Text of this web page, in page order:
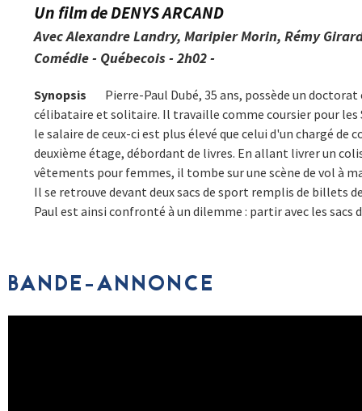
Un film de DENYS ARCAND
Avec Alexandre Landry, Maripier Morin, Rémy
Comédie - Québecois - 2h02 -
Synopsis
Pierre-Paul Dubé, 35 ans, possède un
célibataire et solitaire. Il travaille comme coursier pour les
le salaire de ceux-ci est plus élevé que celui d'un chargé de
deuxième étage, débordant de livres. En allant livrer un
vêtements pour femmes, il tombe sur une scène de vol à
Il se retrouve devant deux sacs de sport remplis de billets
Paul est ainsi confronté à un dilemme : partir avec les sacs
BANDE-ANNONCE